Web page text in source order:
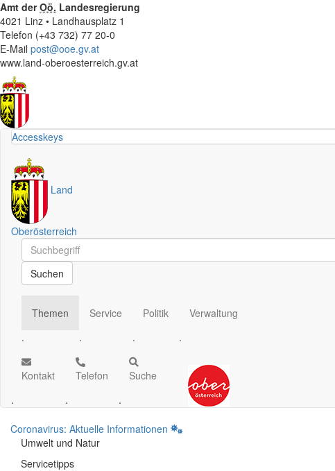
Amt derOö. Landesregierung
4021 Linz • Landhausplatz 1
Telefon (+43 732) 77 20-0
E-Mail post@ooe.gv.at
www.land-oberoesterreich.gv.at
Accesskeys
Land
Oberösterreich
Schnellsuche
Schnellsuche
Suchen
Themen
.
Service
.
Politik
.
Verwaltung
.
Kontakt
.
Telefon
.
Suche
.
Coronavirus: Aktuelle Informationen
Umwelt und Natur
Servicetipps